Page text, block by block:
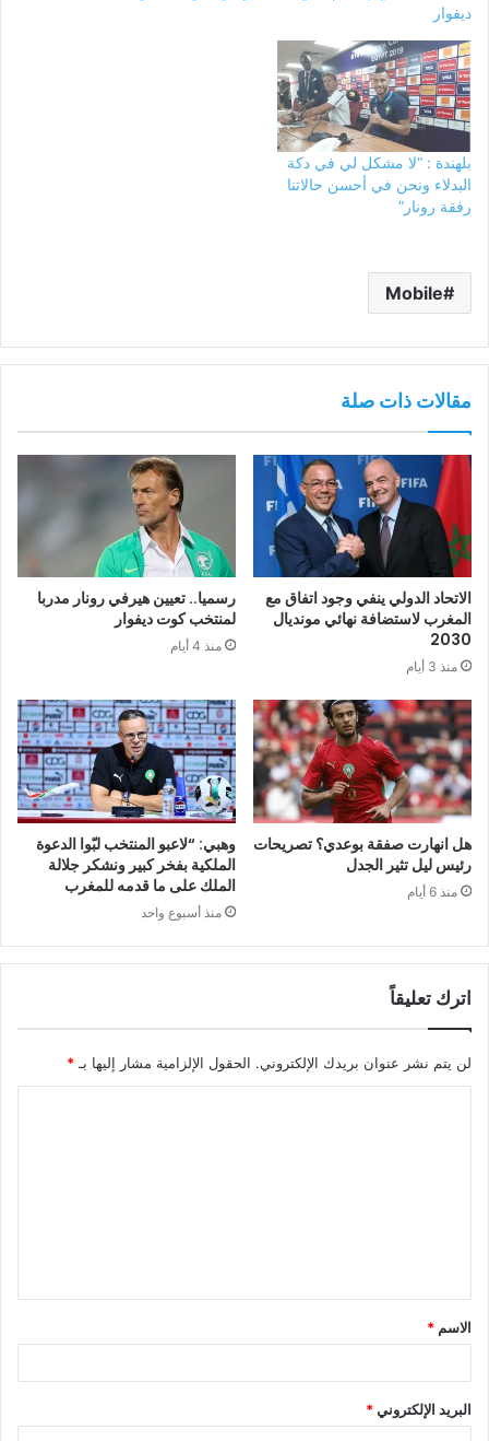
ديفوار
بلهندة : “لا مشكل لي في دكة
البدلاء ونحن في أحسن حالاتنا
رفقة رونار”
Mobile
مقالات ذات صلة
الاتحاد الدولي ينفي وجود اتفاق مع
المغرب لاستضافة نهائي مونديال
2030
منذ 3 أيام
رسميا.. تعيين هيرفي رونار مدربا
لمنتخب كوت ديفوار
منذ 4 أيام
هل انهارت صفقة بوعدي؟ تصريحات
رئيس ليل تثير الجدل
منذ 6 أيام
وهبي: “لاعبو المنتخب لبّوا الدعوة
الملكية بفخر كبير ونشكر جلالة
الملك على ما قدمه للمغرب
منذ أسبوع واحد
اترك تعليقاً
لن يتم نشر عنوان بريدك الإلكتروني. الحقول الإلزامية مشار إليها بـ *
ق
*
الاسم *
البريد الإلكتروني*